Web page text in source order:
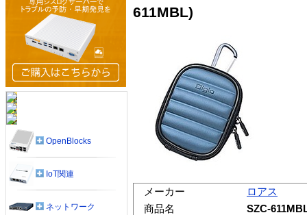
611MBL)
メーカー
ロアス
商品名
SZC-
OpenBlocks
IoT関連
ネットワーク